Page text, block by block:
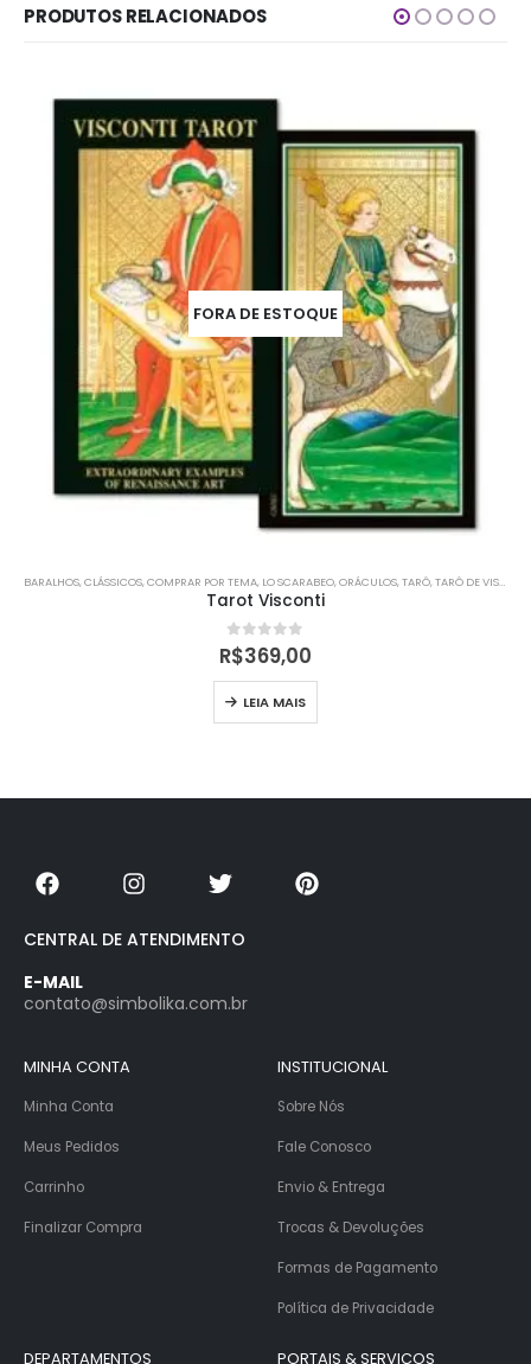
PRODUTOS RELACIONADOS
FORA DE ESTOQUE
BARALHOS,CLÁSSICOS,COMPRAR POR TEMA, LO SCARABEO,ORÁCULOS,TARÔ,TARÔ DE VISCONTI SFORZA
Tarot Visconti
0out of 5
R$369,00
LEIA MAIS
CENTRAL DE ATENDIMENTO
E-MAIL
contato@simbolika.com.br
MINHA CONTA
Minha Conta
Meus Pedidos
Carrinho
Finalizar Compra
INSTITUCIONAL
Sobre Nós
Fale Conosco
Envio & Entrega
Trocas & Devoluções
Formas de Pagamento
Política de Privacidade
DEPARTAMENTOS PORTAIS & SERVIÇOS